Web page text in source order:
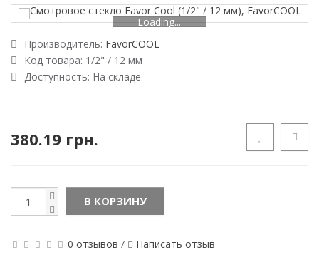
Loading...
Производитель: FavorCOOL
Код товара: 1/2" / 12 мм
Доступность: На складе
380.19 грн.
В КОРЗИНУ
0 отзывов / Написать отзыв